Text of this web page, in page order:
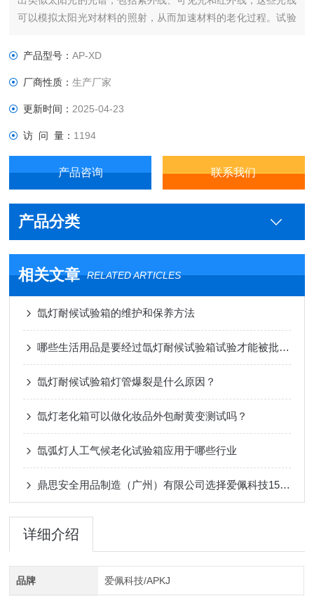
可以模拟太阳光对材料的照射，从而加速材料的老化过程。试验
老化情况。此外，试验箱还可以调节温度和湿度等环境参数，以
产品型号：AP-XD
厂商性质：生产厂家
更新时间： 2025-04-23
访 问 量： 1194
产品咨询 联系我们
产品分类
相关文章 RELATED ARTICLES
氙灯耐候试验箱的维护和保养方法
哪些生活用品是要经过氙灯耐候试验箱试验才能被批量生产的？
氙灯耐候试验箱灯管爆裂是什么原因？
氙灯老化箱可以做化妆品外包耐黄变测试吗？
氙弧灯人工气候老化试验箱应用于哪些行业
鼎思安全用品制造（广州）有限公司选择爱佩科技150升氙灯老化试验箱
详细介绍
品牌 爱佩科技/APKJ